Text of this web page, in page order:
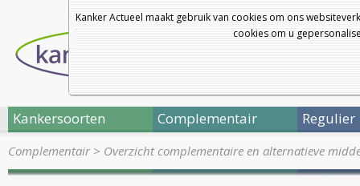
Kanker Actueel maakt gebruik van cookies om ons
cookies om u
Kankersoorten Complementair Regulier
Complementair> Overzicht complementaire en alternatieve